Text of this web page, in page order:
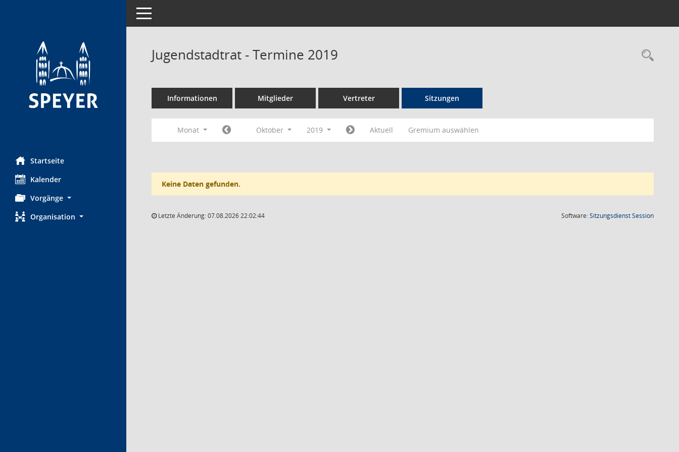
Startseite
Kalender
Vorgänge
Organisation
Toggle navigation
Jugendstadtrat - Termine 2019
Informationen Mitglieder Vertreter Sitzungen
Monat Oktober 2019 Aktuell Gremium auswählen
Keine Daten gefunden.
Letzte Änderung: 07.08.2026 22:02:44 Software:SitzungsdienstSession(Wird in